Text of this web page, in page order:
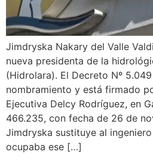
Jimdryska Nakary del Valle
nueva presidenta de la
(Hidrolara). El Decreto Nº
nombramiento y está firmado
Ejecutiva Delcy Rodríguez, en
466.235, con fecha de 26 de
Jimdryska sustituye al
ocupaba ese […]